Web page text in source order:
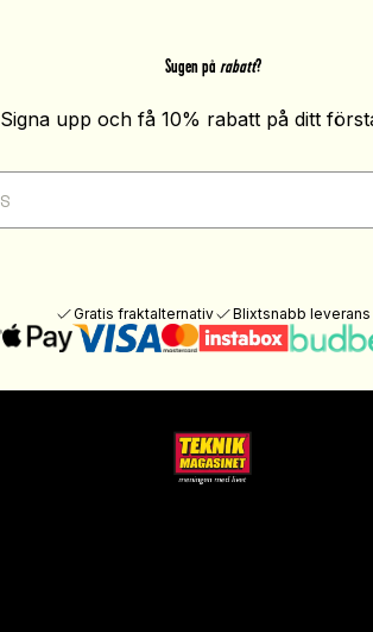
Sugen på rabatt?
Signa upp och få 10% rabatt på ditt
Gratis fraktalternativ Blixtsnabb leverans